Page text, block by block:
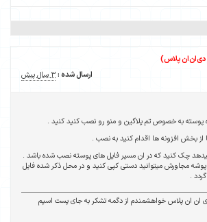
پلاس)
ارسال شده :3 سال پیش
پوسته به خصوص تم پلاگین و منو رو نصب کنید کنید .
بخش افزونه ها اقدام کنید به نصب .
چک کنید که در ان مسیر فایل های پوسته نصب شده باشد .
پوشه مجاورش میتوانید دستی کپی کنید و در محل ذکر شده فایل
.
ان ان پلاس خواهشمندم از دگمه تشکر به جای پست اسپم